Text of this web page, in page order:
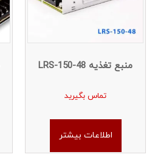
منبع تغذیه LRS-150-48
تماس بگیرید
اطلاعات بیشتر